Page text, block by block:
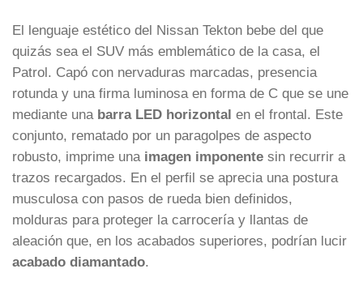
El lenguaje estético del Nissan Tekton bebe del que
quizás sea el SUV más emblemático de la casa, el
Patrol. Capó con nervaduras marcadas, presencia
rotunda y una firma luminosa en forma de C que se une
mediante una barra LED horizontal en el frontal. Este
conjunto, rematado por un paragolpes de aspecto
robusto, imprime una imagen imponente sin recurrir a
trazos recargados. En el perfil se aprecia una postura
musculosa con pasos de rueda bien definidos,
molduras para proteger la carrocería y llantas de
aleación que, en los acabados superiores, podrían lucir
acabado diamantado.